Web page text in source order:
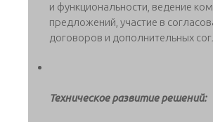
и функциональности, ведение
предложений, участие в
договоров и дополнительных
Техническое развитие решений: